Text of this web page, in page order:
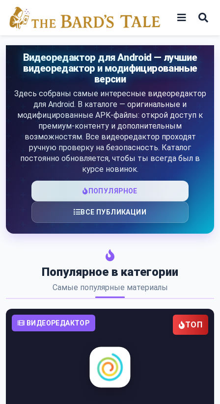
content
Игры
Программы
Видеоредактор для Android — лучшие
видеоредактор и модифицированные
версии
Здесь собраны самые интересные видеоредактор
для Android. В каталоге — оригинальные и
модифицированные APK-файлы: открой доступ к
премиум-контенту и дополнительным
возможностям. Все видеоредактор проходят
ручную проверку на безопасность. Каталог
постоянно обновляется, чтобы ты всегда был в
курсе новинок.
ПОПУЛЯРНОЕ
ВСЕ ПУБЛИКАЦИИ
Популярное в категории
Самые популярные материалы
ВИДЕОРЕДАКТОР ТОП